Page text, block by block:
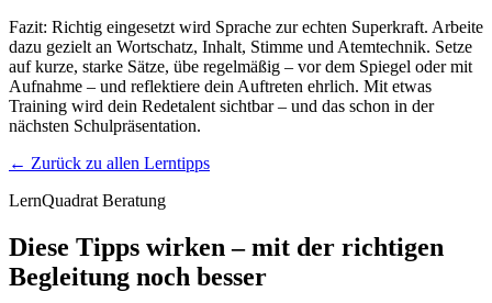
Fazit: Richtig eingesetzt wird Sprache zur echten Superkraft. Arbeite
dazu gezielt an Wortschatz, Inhalt, Stimme und Atemtechnik. Setze
auf kurze, starke Sätze, übe regelmäßig – vor dem Spiegel oder mit
Aufnahme – und reflektiere dein Auftreten ehrlich. Mit etwas
Training wird dein Redetalent sichtbar – und das schon in der
nächsten Schulpräsentation.
← Zurück zu allen Lerntipps
LernQuadrat Beratung
Diese Tipps wirken – mit der richtigen
Begleitung noch besser